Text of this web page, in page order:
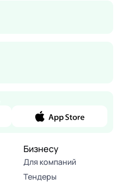
Бизнесу
Для компаний
Тендеры